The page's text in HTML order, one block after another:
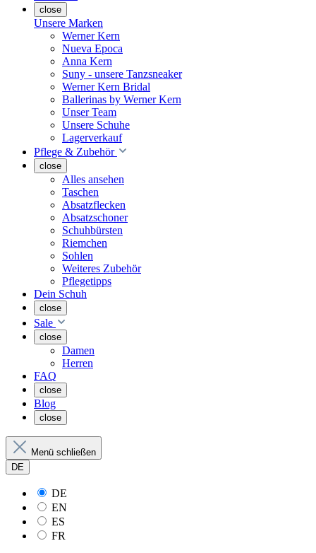
close
Unsere Marken
Werner Kern
Nueva Epoca
Anna Kern
Suny - unsere Tanzsneaker
Werner Kern Bridal
Ballerinas by Werner Kern
Unser Team
Unsere Schuhe
Lagerverkauf
Pflege & Zubehör
close
Alles ansehen
Taschen
Absatzflecken
Absatzschoner
Schuhbürsten
Riemchen
Sohlen
Weiteres Zubehör
Pflegetipps
Dein Schuh
close
Sale
close
Damen
Herren
FAQ
close
Blog
close
Menü schließen
DE
DE
EN
ES
FR